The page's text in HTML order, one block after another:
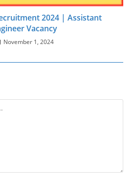
2024 | Assistant
Vacancy
November 1, 2024